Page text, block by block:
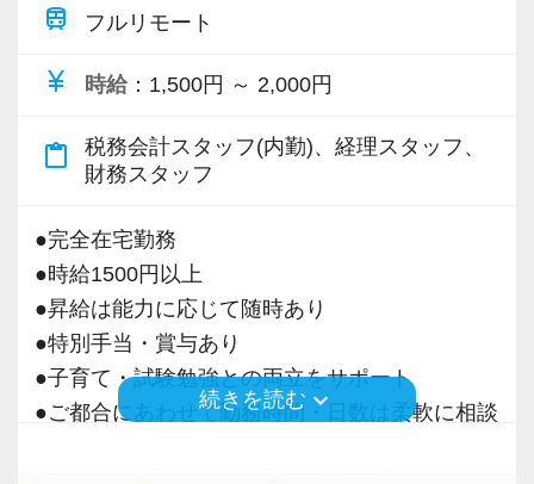
最新の税務・会計サービスを提供しています。
心してください！
会計の知識を得られるようフォロー体制はバッ
チリです。
【先輩スタッフのサポートを受けながら段階を
踏んでステップアップできます♪】
入社してからのステップアッププランを準備し
ています。あなたの成長にあわせてステップア
ップしていきましょう。
すればリーダーや管理職のようなポジションへ
税務の知識やスキルだけではない「人に信頼さ
ひ当社の横浜オフィスで一緒に働きましょう！
【ご紹介が多い安定企業でお客様から一番に信
頼される税務のプロを目指せます】
私達は「税務のプロフェッショナルとしてお客
様に寄り添う」ことが一つの使命です。
お客様から「こうしたい」という理想をいただ
くという経験は、他の事務所ではなかなかでき
世の中のすべての起業家のために、メンバー全
当に価値のあるサービスを提供し続けることに
取り組んでいきます。
【スタートアップ税理士法人はココが違う】
■ 会社設立前後や中小規模のクライアントがタ
ーゲット ■
業種業界を問わず毎日のように新規案件が増加
中。様々な業種の会社設立や税務課題解決に強
train フルリモート
currency_yen 時給 ：1,500円 ～ 2,000円
content_paste
税務会計スタッフ(内勤)、経理スタッフ、
財務スタッフ
●完全在宅勤務
●時給1500円以上
●昇給は能力に応じて随時あり
●特別手当・賞与あり
●子育て・試験勉強との両立をサポート
●ご都合にあわせて勤務時間・日数は柔軟に相談
続きを読む keyboard_arrow_down